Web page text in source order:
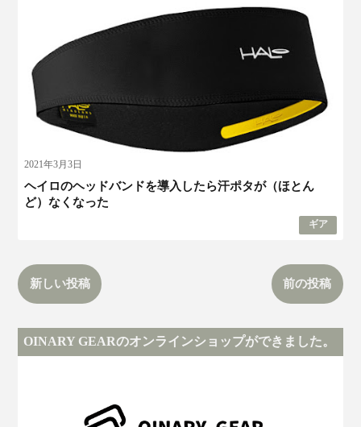
2021年3月3日
ヘイロのヘッドバンドを導入したら汗ポタが（ほとん
ど）なくなった
ギア
新しい投稿 前の投稿
OINARY GEARのオンラインショップができました。